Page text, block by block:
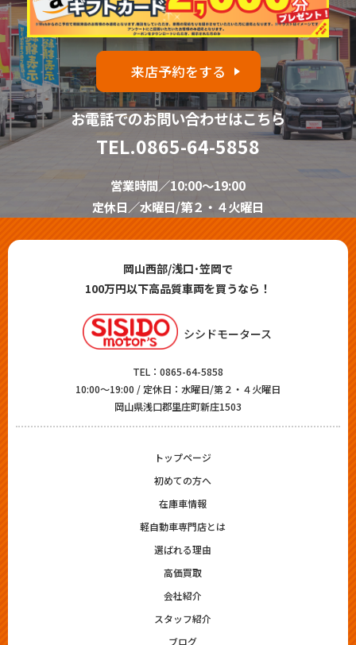
来店予約をする
お電話でのお問い合わせはこちら
TEL.0865-64-5858
営業時間／10:00～19:00
定休日／水曜日/第２・４火曜日
岡山西部/浅口･笠岡で
100万円以下高品質車両を買うなら！
シシドモータース
TEL： 0865-64-5858
10:00～19:00 / 定休日：水曜日/第２・４火曜日
岡山県浅口郡里庄町新庄1503
トップページ
初めての方へ
在庫車情報
軽自動車専門店とは
選ばれる理由
高価買取
会社紹介
スタッフ紹介
ブログ